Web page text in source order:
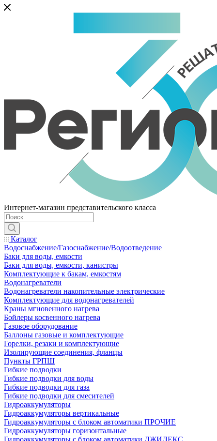
Интернет-магазин представительского класса
Каталог
Водоснабжение/Газоснабжение/Водоотведение
Баки для воды, емкости
Баки для воды, емкости, канистры
Комплектующие к бакам, емкостям
Водонагреватели
Водонагреватели накопительные электрические
Комплектующие для водонагревателей
Краны мгновенного нагрева
Бойлеры косвенного нагрева
Газовое оборудование
Баллоны газовые и комплектующие
Горелки, резаки и комплектующие
Изолирующие соединения, фланцы
Пункты ГРПШ
Гибкие подводки
Гибкие подводки для воды
Гибкие подводки для газа
Гибкие подводки для смесителей
Гидроаккумуляторы
Гидроаккумуляторы вертикальные
Гидроаккумуляторы с блоком автоматики ПРОЧИЕ
Гидроаккумуляторы горизонтальные
Гидроаккумуляторы с блоком автоматики ДЖИЛЕКС